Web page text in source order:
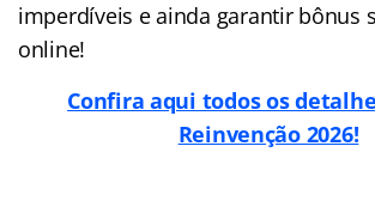
imperdíveis e ainda garantir bônus
online!
Confira aqui todos os
Reinvenção 2026!